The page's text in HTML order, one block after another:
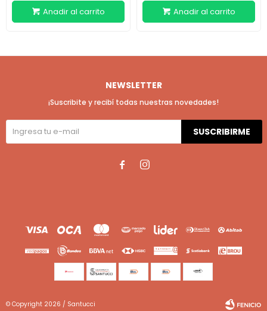
NEWSLETTER
¡Suscribite y recibí todas nuestras novedades!
SUSCRIBIRME
 
© Copyright 2026 / Santucci